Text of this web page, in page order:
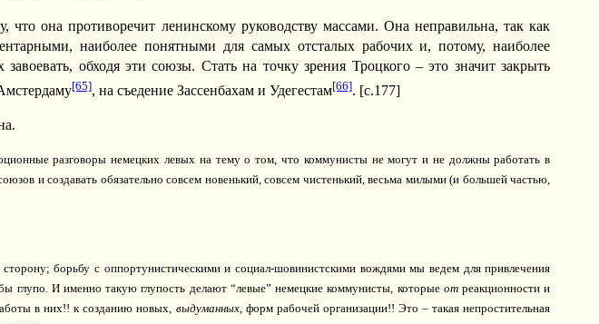
она противоречит ленинскому руководству массами. Она неправильна, так как
наиболее понятными для самых отсталых рабочих и, потому, наиболее
обходя эти союзы. Стать на точку зрения Троцкого – это значит закрыть
[65], на съедение Зассенбахам и Удегестам[66]. [c.177]
разговоры немецких левых на тему о том, что коммунисты не могут и не должны работать в
и создавать обязательно совсем новенький, совсем чистенький, весьма милыми (и большей частью,
борьбу с оппортунистическими и социал-шовинистскими вождями мы ведем для привлечения
глупо. И именно такую глупость делают “левые” немецкие коммунисты, которые отреакционности и
в них!! к созданию новых, выдуманных, форм рабочей организации!! Это – такая непростительная